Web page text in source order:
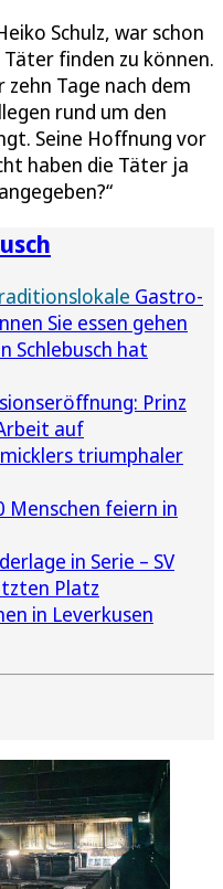
Schulz, war schon
finden zu können.
Tage nach dem
rund um den
Seine Hoffnung vor
haben die Täter ja
Gastro-
Sie essen gehen
Schlebusch hat
Prinz
auf
triumphaler
Menschen feiern in
in Serie – SV
Platz
in Leverkusen